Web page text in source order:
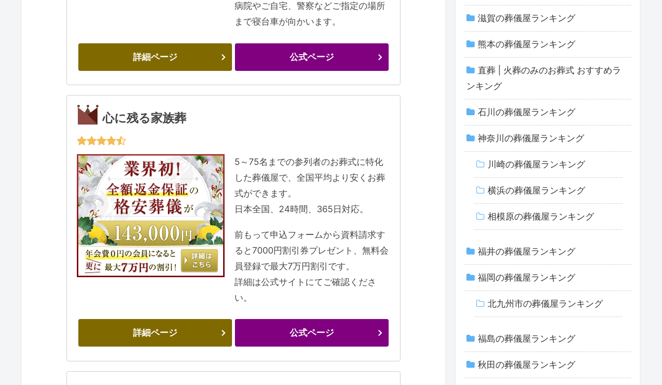
病院やご自宅、警察などご指定の場所
まで寝台車が向かいます。
詳細ページ 公式ページ
心に残る家族葬
5～75名までの参列者のお葬式に特化
した葬儀屋で、全国平均より安くお葬
式ができます。
日本全国、24時間、365日対応。
前もって申込フォームから資料請求す
ると7000円割引券プレゼント、無料会
員登録で最大7万円割引です。
詳細は公式サイトにてご確認くださ
い。
詳細ページ 公式ページ
滋賀の葬儀屋ランキング
熊本の葬儀屋ランキング
直葬 | 火葬のみのお葬式 おすすめラ
ンキング
石川の葬儀屋ランキング
神奈川の葬儀屋ランキング
川崎の葬儀屋ランキング
横浜の葬儀屋ランキング
相模原の葬儀屋ランキング
福井の葬儀屋ランキング
福岡の葬儀屋ランキング
北九州市の葬儀屋ランキング
福島の葬儀屋ランキング
秋田の葬儀屋ランキング